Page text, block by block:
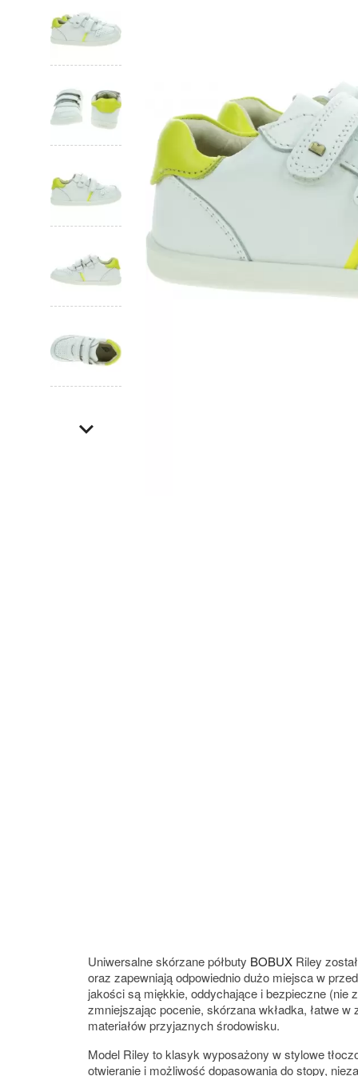
Uniwersalne skórzane półbuty BOBUX Riley
oraz zapewniają odpowiednio dużo miejsca w
jakości są miękkie, oddychające i bezpieczne (nie
zmniejszając pocenie, skórzana wkładka, łatwe
materiałów przyjaznych środowisku.
Model Riley to klasyk wyposażony w stylowe
otwieranie i możliwość dopasowania do stopy,